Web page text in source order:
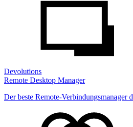
Devolutions
Remote Desktop Manager
Der beste Remote-Verbindungsmanager